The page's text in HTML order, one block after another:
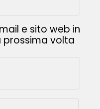
e sito web in
prossima volta